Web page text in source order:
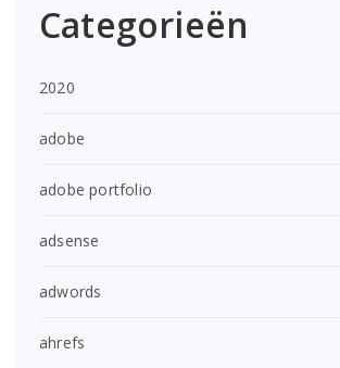
Categorieën
2020
adobe
adobe portfolio
adsense
adwords
ahrefs